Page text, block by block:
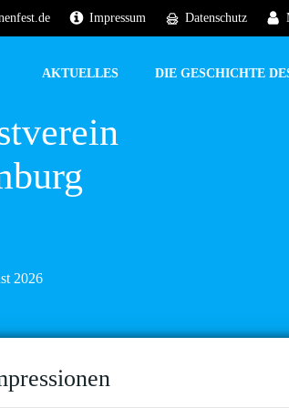
Impressum Datenschutz
AKTUELLES DIE GESCHICHTE
2026